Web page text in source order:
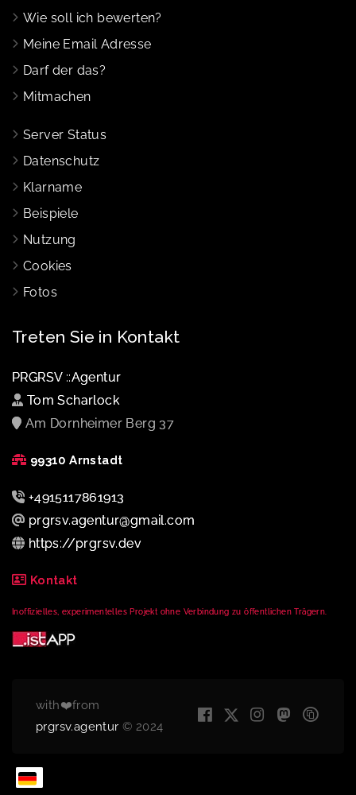
Wie soll ich bewerten?
Meine Email Adresse
Darf der das?
Mitmachen
Server Status
Datenschutz
Klarname
Beispiele
Nutzung
Cookies
Fotos
Treten Sie in Kontakt
PRGRSV ::Agentur
Tom Scharlock
Am Dornheimer Berg 37
99310 Arnstadt
+4915117861913
prgrsv.agentur@gmail.com
https://prgrsv.dev
Kontakt
Inoffizielles, experimentelles Projekt ohne Verbindung zu öffentlichen Trägern.
with❤️from
prgrsv.agentur © 2024